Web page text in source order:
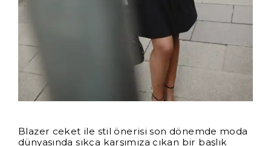
Blazer ceket ile stil önerisi son dönemde moda
dünyasında sıkça karşımıza çıkan bir başlık